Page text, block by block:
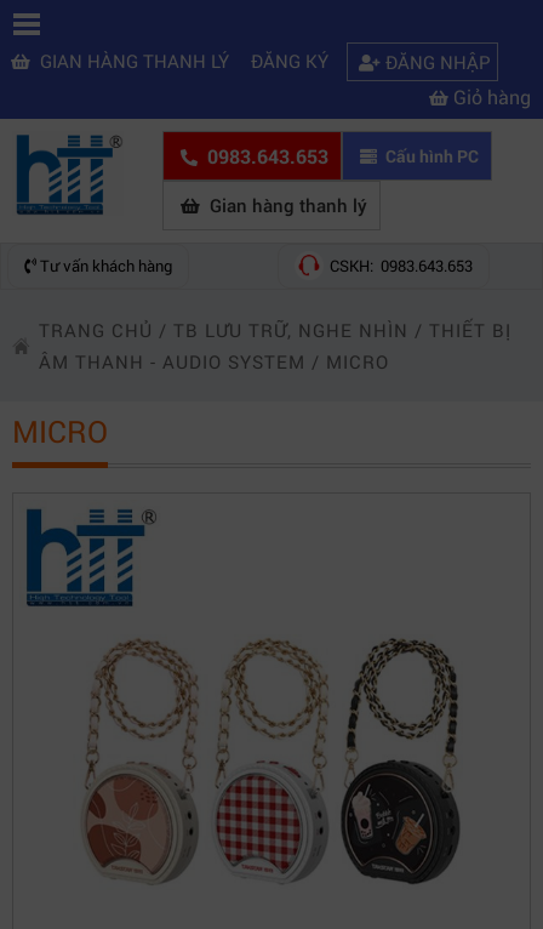
GIAN HÀNG THANH LÝ ĐĂNG KÝ ĐĂNG NHẬP
Giỏ hàng
0983.643.653 Cấu hình PC
Gian hàng thanh lý
Tư vấn khách hàng CSKH: 0983.643.653
TRANG CHỦ / TB LƯU TRỮ, NGHE NHÌN / THIẾT BỊ
ÂM THANH - AUDIO SYSTEM / MICRO
MICRO